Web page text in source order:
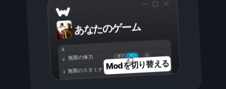
あなたのゲーム
オン
オフ
無限の体力
無限のスタミナ Modを切り替える